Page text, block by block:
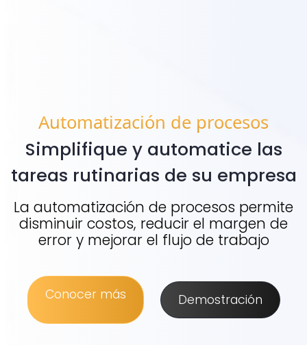
Automatización de procesos
Simplifique y automatice las
tareas rutinarias de su empresa
La automatización de procesos permite
disminuir costos, reducir el margen de
error y mejorar el flujo de trabajo
Conocer más Demostración